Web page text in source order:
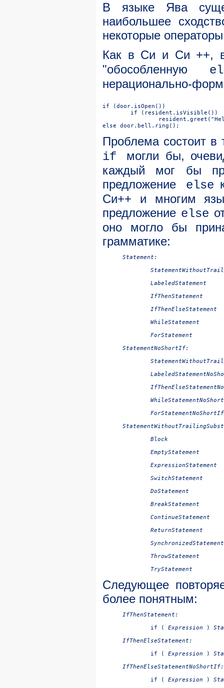
В языке Ява
наибольшее
некоторые
Как в Cи и Cи ++,
"обособленную
нерационально-
Проблема состоит
if могли бы,
каждый мог бы
предложение else
Cи++ и многим
предложение else
оно могло бы
грамматике:
Statement:
StatementNoShortIf:
Следующее
более понятным:
IfThenStatement:
if ( Expression )
IfThenElseStatement:
if ( Expression )
IfThenElseStatementNoShortIf:
if ( Expression )